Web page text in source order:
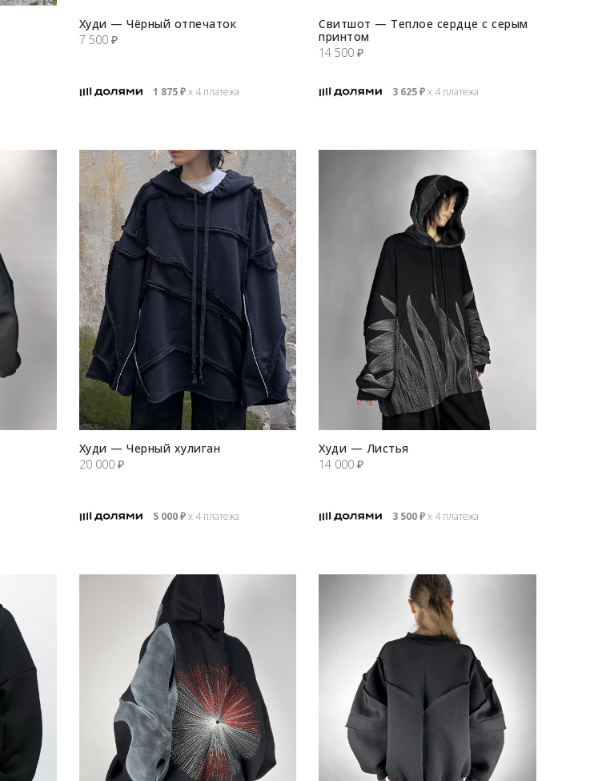
Худи — Чёрный отпечаток
7 500 ₽
1 875₽х 4 платежа
Свитшот — Теплое сердце с серым
принтом
14 500₽
3 625₽х 4 платежа
Худи — Черный хулиган
20 000 ₽
5 000₽х 4 платежа
Худи — Листья
14 000₽
3 500₽х 4 платежа